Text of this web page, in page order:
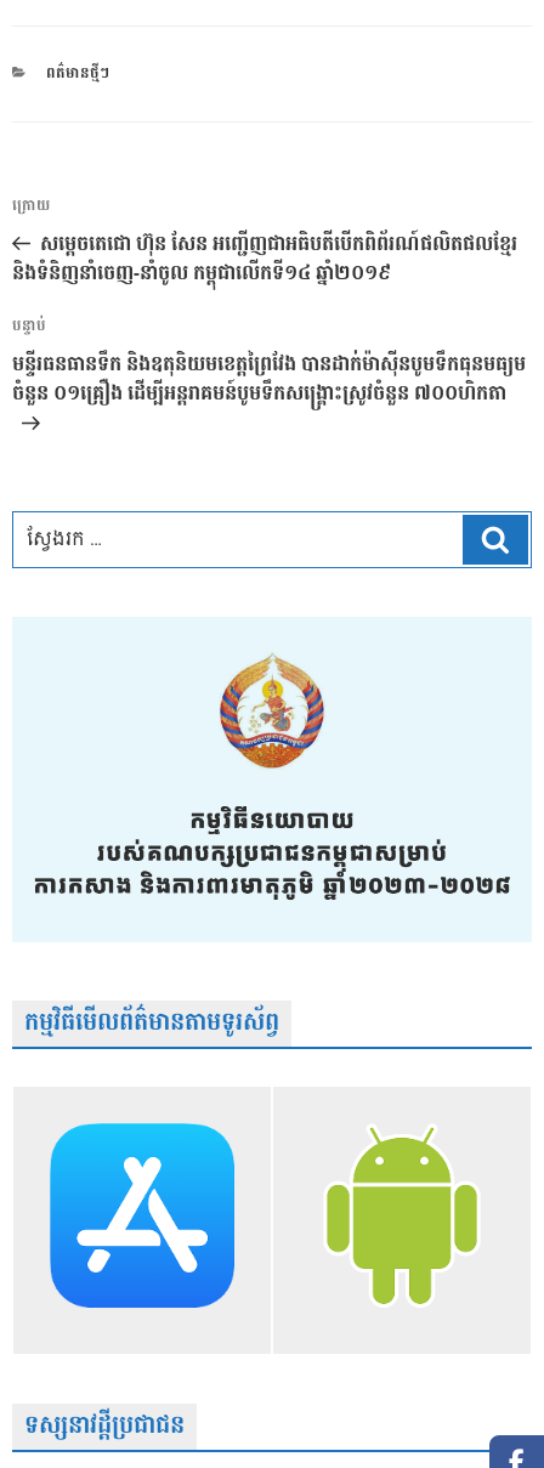
CATEGORIES
ពត៌មានថ្មីៗ
ការ​
នាំទិស​
ប្រកាស
អត្ថបទ
មុន
ក្រោយ
សម្តេចតេជោ ហ៊ុន សែន អញ្ជើញជាអធិបតីបើកពិព័រណ៍ផលិតផលខែ្មរ
និងទំនិញនាំចេញ-នាំចូល កម្ពុជាលើកទី១៤ ឆ្នាំ២០១៩
អត្ថបទ
បន្ទាប់
បន្ទាប់
មន្ទីរធនធានទឹក និងឧតុនិយមខេត្តព្រៃវែង បានដាក់ម៉ាស៊ីនបូមទឹកធុនមធ្យម
ចំនួន ០១គ្រឿង ដើម្បីអន្តរាគមន៍បូមទឹកសង្រ្គោះស្រូវចំនួន ៧០០ហិកតា
កម្មវិធីមើលព័ត៌មានតាមទូរស័ព្វ
ទស្សនាវដ្តីប្រជាជន